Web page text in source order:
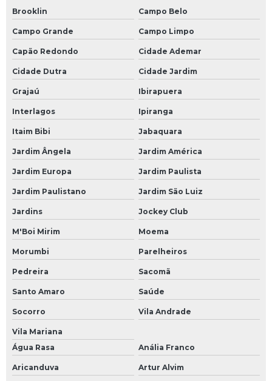
Brooklin Campo Belo
Campo Grande Campo Limpo
Capão Redondo Cidade Ademar
Cidade Dutra Cidade Jardim
Grajaú Ibirapuera
Interlagos Ipiranga
Itaim Bibi Jabaquara
Jardim Ângela Jardim América
Jardim Europa Jardim Paulista
Jardim Paulistano Jardim São Luiz
Jardins Jockey Club
M'Boi Mirim Moema
Morumbi Parelheiros
Pedreira Sacomã
Santo Amaro Saúde
Socorro Vila Andrade
Vila Mariana
Água Rasa
Anália Franco
Aricanduva Artur Alvim